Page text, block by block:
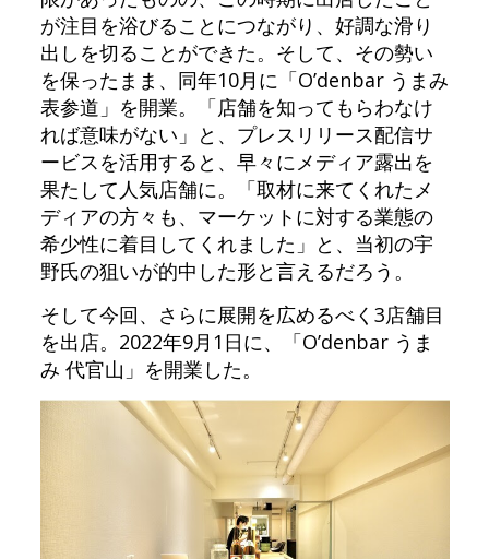
が注目を浴びることにつながり、好調な滑り
出しを切ることができた。そして、その勢い
を保ったまま、同年10月に「O’denbar うまみ
表参道」を開業。「店舗を知ってもらわなけ
れば意味がない」と、プレスリリース配信サ
ービスを活用すると、早々にメディア露出を
果たして人気店舗に。「取材に来てくれたメ
ディアの方々も、マーケットに対する業態の
希少性に着目してくれました」と、当初の宇
野氏の狙いが的中した形と言えるだろう。
そして今回、さらに展開を広めるべく3店舗目
を出店。2022年9月1日に、「O’denbar うま
み 代官山」を開業した。